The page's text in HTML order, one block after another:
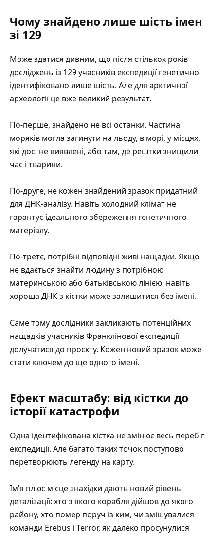
Чому знайдено лише шість імен
зі 129
Може здатися дивним, що після стількох років
досліджень із 129 учасників експедиції генетично
ідентифіковано лише шість. Але для арктичної
археології це вже великий результат.
По-перше, знайдено не всі останки. Частина
моряків могла загинути на льоду, в морі, у місцях,
які досі не виявлені, або там, де рештки знищили
час і тварини.
По-друге, не кожен знайдений зразок придатний
для ДНК-аналізу. Навіть холодний клімат не
гарантує ідеального збереження генетичного
матеріалу.
По-третє, потрібні відповідні живі нащадки. Якщо
не вдається знайти людину з потрібною
материнською або батьківською лінією, навіть
хороша ДНК з кістки може залишитися без імені.
Саме тому дослідники закликають потенційних
нащадків учасників Франклінової експедиції
долучатися до проєкту. Кожен новий зразок може
стати ключем до ще одного імені.
Ефект масштабу: від кістки до
історії катастрофи
Одна ідентифікована кістка не змінює весь перебіг
експедиції. Але багато таких точок поступово
перетворюють легенду на карту.
Ім’я плюс місце знахідки дають новий рівень
деталізації: хто з якого корабля дійшов до якого
району, хто помер поруч із ким, чи змішувалися
команди Erebus і Terror, як далеко просунулися